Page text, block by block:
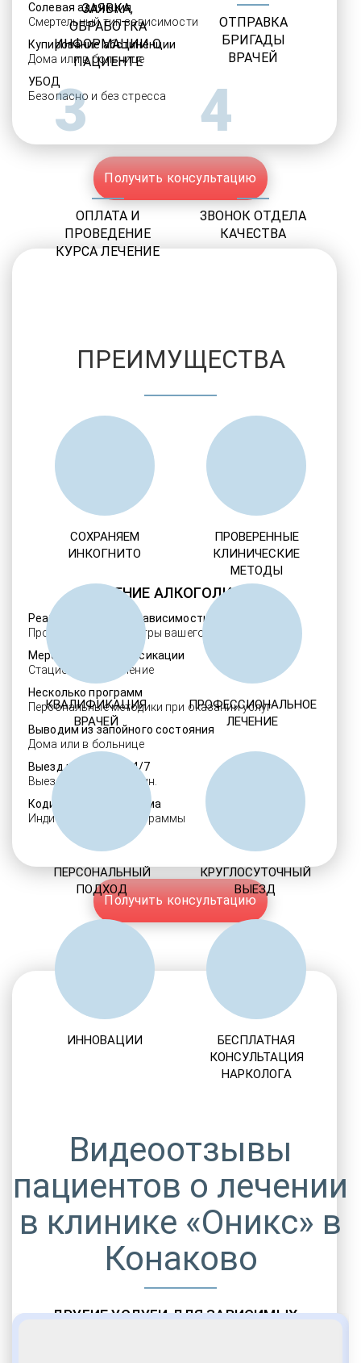
Солевая аддикция
Смертельный тип зависимости
Купирование абстиненции
Дома или в больнице
УБОД
Безопасно и без стресса
Получить консультацию
ЛЕЧЕНИЕ АЛКОГОЛИЗМА
Реабилитация алкозависимости
Проверенные ребцентры вашего региона
Мероприятия детоксикации
Стационарное лечение
Несколько программ
Персональные методики при оказании услуг
Выводим из запойного состояния
Дома или в больнице
Выезд нарколога 24/7
Выезд в течение 30 мин.
Кодировка алкоголизма
Индивидуальные программы
Получить консультацию
ДРУГИЕ УСЛУГИ ДЛЯ ЗАВИСИМЫХ
ЗАЯВКА,
ОБРАБОТКА
ИНФОРМАЦИИ О
ПАЦИЕНТЕ
ОТПРАВКА
БРИГАДЫ
ВРАЧЕЙ
3
ОПЛАТА И
ПРОВЕДЕНИЕ
КУРСА ЛЕЧЕНИЕ
4
ЗВОНОК ОТДЕЛА
КАЧЕСТВА
ПРЕИМУЩЕСТВА
СОХРАНЯЕМ
ИНКОГНИТО
ПРОВЕРЕННЫЕ
КЛИНИЧЕСКИЕ
МЕТОДЫ
КВАЛИФИКАЦИЯ
ВРАЧЕЙ
ПРОФЕССИОНАЛЬНОЕ
ЛЕЧЕНИЕ
ПЕРСОНАЛЬНЫЙ
ПОДХОД
КРУГЛОСУТОЧНЫЙ
ВЫЕЗД
ИННОВАЦИИ
БЕСПЛАТНАЯ
КОНСУЛЬТАЦИЯ
НАРКОЛОГА
Видеоотзывы
пациентов о лечении
в клинике «Оникс» в
Конаково